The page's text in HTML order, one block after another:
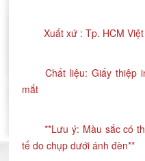
Xuất xứ : Tp. HCM
Chất liệu: Giấy thiệp
mắt
**Lưu ý: Màu sắc có
tế do chụp dưới ánh đèn**